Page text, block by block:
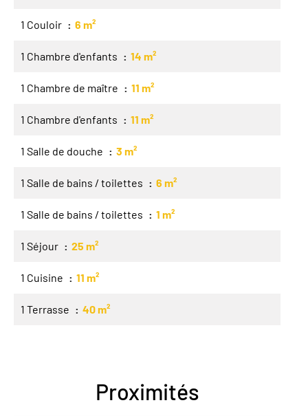
1 Couloir 6 m²
1 Chambre d'enfants 14 m²
1 Chambre de maître 11 m²
1 Chambre d'enfants 11 m²
1 Salle de douche 3 m²
1 Salle de bains / toilettes 6 m²
1 Salle de bains / toilettes 1 m²
1 Séjour 25 m²
1 Cuisine 11 m²
1 Terrasse 40 m²
Proximités